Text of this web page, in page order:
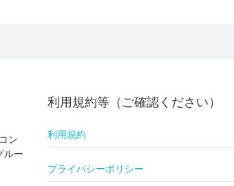
ン
ルー
利用規約等（ご確認ください）
利用規約
プライバシーポリシー